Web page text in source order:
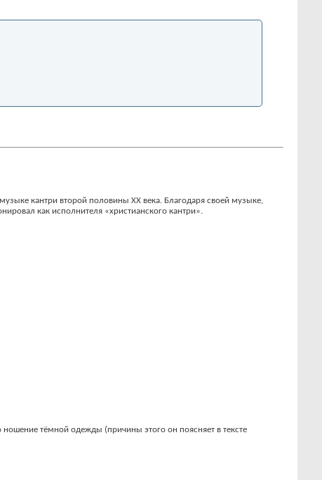
кантри второй половины XX века. Благодаря своей музыке,
как исполнителя «христианского кантри».
тёмной одежды (причины этого он поясняет в тексте